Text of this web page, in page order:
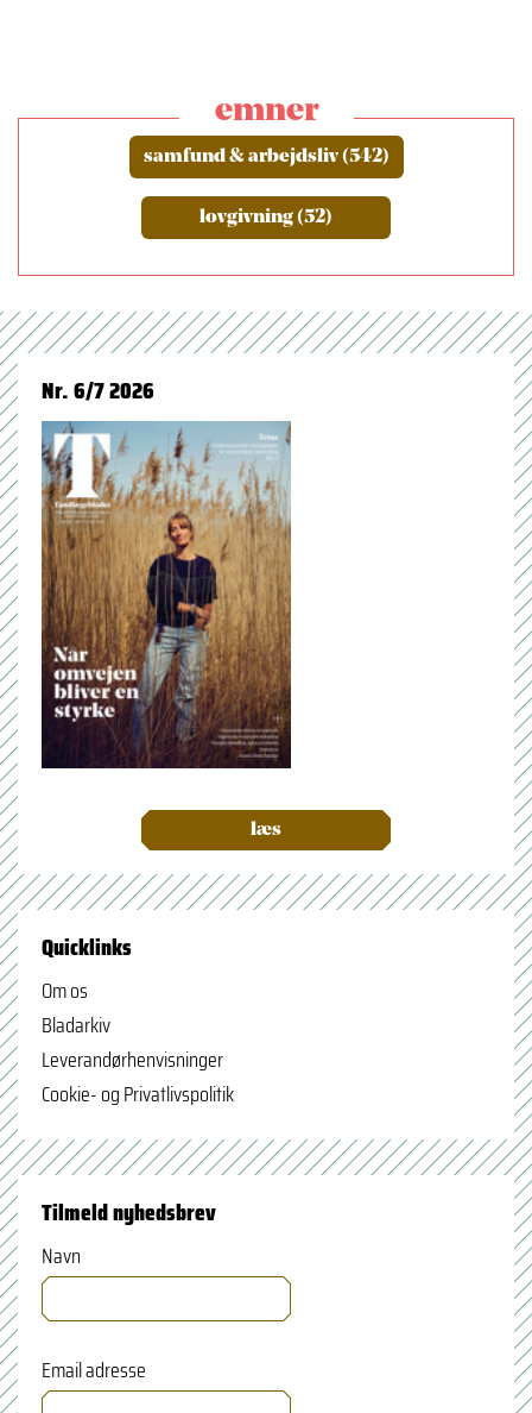
emner
samfund & arbejdsliv (542)
lovgivning (52)
Nr. 6/7 2026
læs
Quicklinks
Om os
Bladarkiv
Leverandørhenvisninger
Cookie- og Privatlivspolitik
Tilmeld nyhedsbrev
Navn
Email adresse